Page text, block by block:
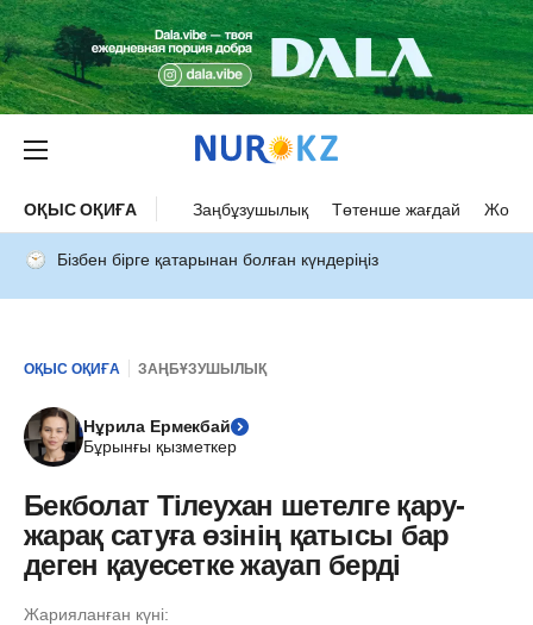
ОҚЫС ОҚИҒА Заңбұзушылық Төтенше жағдай Жол
Бізбен бірге қатарынан болған күндеріңіз
ОҚЫС ОҚИҒА ЗАҢБҰЗУШЫЛЫҚ
Нұрила Ермекбай
Бұрынғы қызметкер
Бекболат Тілеухан шетелге қару-
жарақ сатуға өзінің қатысы бар
деген қауесетке жауап берді
Жарияланған күні: